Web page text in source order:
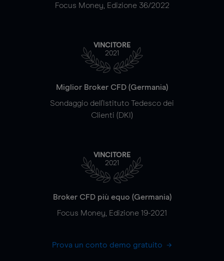
Focus Money, Edizione 36/2022
VINCITORE
2021
Miglior Broker CFD (Germania)
Sondaggio dell'Istituto Tedesco dei
Clienti (DKI)
VINCITORE
2021
Broker CFD più equo (Germania)
Focus Money, Edizione 19-2021
Prova un conto demo gratuito